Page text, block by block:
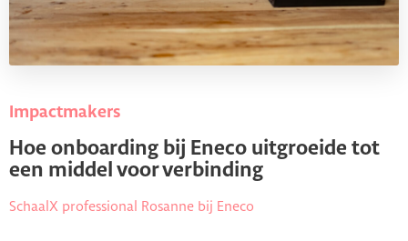
Impactmakers
Hoe onboarding bij Eneco uitgroeide tot
een middel voor verbinding
SchaalX professional Rosanne bij Eneco